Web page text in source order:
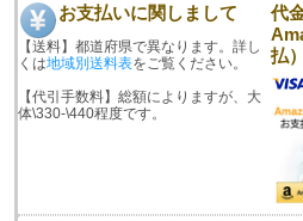
お支払いに関しまして
【送料】都道府県で異なります。詳し
くは地域別送料表をご覧ください。
【代引手数料】総額によりますが、大
体\330-\440程度です。
代
払